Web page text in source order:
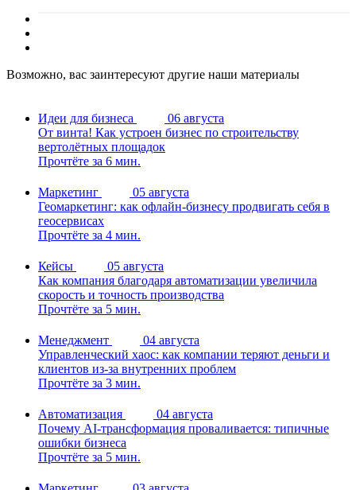
Возможно, вас заинтересуют другие наши материалы
Идеи для бизнеса
06 августа
От винта! Как устроен бизнес по строительству
вертолётных площадок
Прочтёте за 6 мин.
Маркетинг
05 августа
Геомаркетинг: как офлайн-бизнесу продвигать себя в
геосервисах
Прочтёте за 4 мин.
Кейсы
05 августа
Как компания благодаря автоматизации увеличила
скорость и точность производства
Прочтёте за 5 мин.
Менеджмент
04 августа
Управленческий хаос: как компании теряют деньги и
клиентов из-за внутренних проблем
Прочтёте за 3 мин.
Автоматизация
04 августа
Почему AI-трансформация проваливается: типичные
ошибки бизнеса
Прочтёте за 5 мин.